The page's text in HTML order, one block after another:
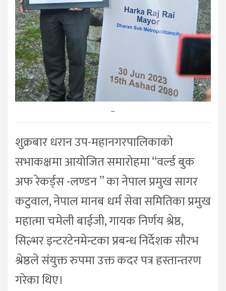
–
शुक्रबार धरान उप-महानगरपालिकाको
सभाकक्षमा आयोजित समारोहमा “वर्ल्ड बुक
अफ रेकर्ड्स -लण्डन ” का नेपाल प्रमुख सागर
कटुवाल, नेपाल मानब धर्म सेवा समितिका प्रमुख
महात्मा चमेली बाईजी, गायक निर्णय श्रेष्ठ,
सिल्भर इन्टरटेनमेन्टका प्रबन्ध निर्देशक सौरभ
श्रेष्ठले संयुक्त रुपमा उक्त कदर पत्र हस्तान्तरण
गरेका थिए।